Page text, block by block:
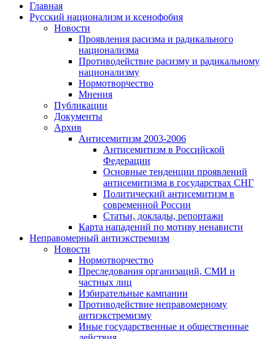
Главная
Русский национализм и ксенофобия
Новости
Проявления расизма и радикального
национализма
Противодействие расизму и радикальному
национализму
Нормотворчество
Мнения
Публикации
Документы
Архив
Антисемитизм 2003-2006
Антисемитизм в Российской
Федерации
Основные тенденции проявлений
антисемитизма в государствах СНГ
Политический антисемитизм в
современной России
Статьи, доклады, репортажи
Карта нападений по мотиву ненависти
Неправомерный антиэкстремизм
Новости
Нормотворчество
Преследования организаций, СМИ и
частных лиц
Избирательные кампании
Противодействие неправомерному
антиэкстремизму
Иные государственные и общественные